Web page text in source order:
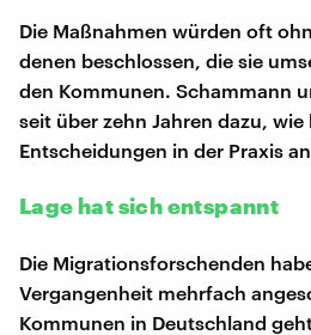
Die Maßnahmen würden oft
denen beschlossen, die sie
den Kommunen. Schammann
seit über zehn Jahren dazu,
Entscheidungen in der Praxis
Lage hat sich entspannt
Die Migrationsforschenden
Vergangenheit mehrfach
Kommunen in Deutschland